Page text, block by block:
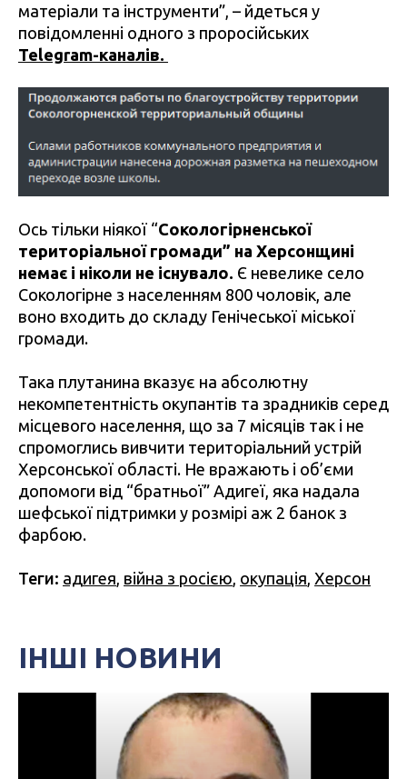
матеріали та інструменти”, – йдеться у
повідомленні одного з проросійських
Telegram-каналів.
Ось тільки ніякої “Сокологірненської
територіальної громади” на Херсонщині
немає і ніколи не існувало. Є невелике село
Сокологірне з населенням 800 чоловік, але
воно входить до складу Генічеської міської
громади.
Така плутанина вказує на абсолютну
некомпетентність окупантів та зрадників серед
місцевого населення, що за 7 місяців так і не
спромоглись вивчити територіальний устрій
Херсонської області. Не вражають і об’єми
допомоги від “братньої” Адигеї, яка надала
шефської підтримки у розмірі аж 2 банок з
фарбою.
Теги: адигея, війна з росією, окупація, Херсон
ІНШІ НОВИНИ